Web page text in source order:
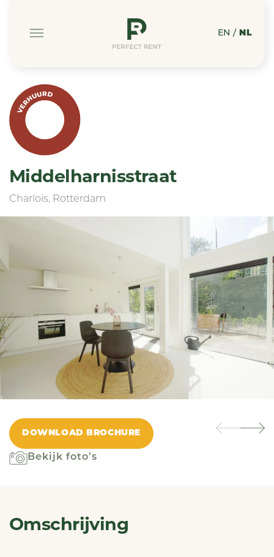
EN / NL
VERHUURD
Middelharnisstraat
Charlois, Rotterdam
DOWNLOAD BROCHURE
Bekijk foto's
Omschrijving